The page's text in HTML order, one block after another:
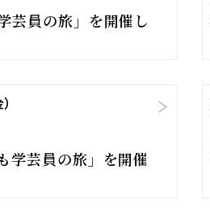
芸員の旅」を開催し
芸員の旅」を開催